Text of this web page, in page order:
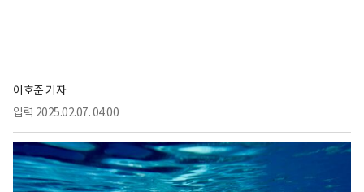
이호준 기자
입력 2025.02.07. 04:00